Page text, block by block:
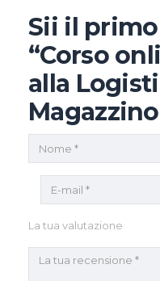
Sii il
“Corso
alla
La tua valutazione